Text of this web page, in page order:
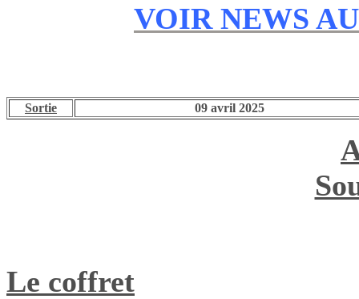
VOIR NEWS
Sortie 09 avril 2025
Le coffret